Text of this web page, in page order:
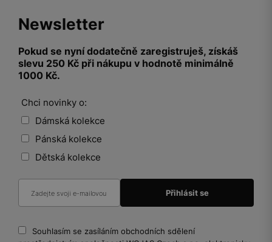
Newsletter
Pokud se nyní dodatečně zaregistruješ, získáš
slevu 250 Kč při nákupu v hodnotě minimálně
1000 Kč.
Chci novinky o:
Dámská kolekce
Pánská kolekce
Dětská kolekce
Souhlasím se zasíláním obchodních sdělení